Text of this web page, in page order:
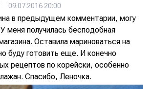
09.07.2016 20:00
в предыдущем комментарии, могу
меня получилась бесподобная
Оставила мариноваться на
буду готовить еще. И конечно
рецептов по корейски, особенно
Спасибо, Леночка.